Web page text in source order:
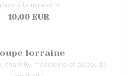
à la mirabelle
10,00 EUR
lorraine
chantilly, madeleine et alcool de